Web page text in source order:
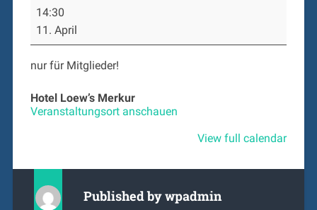
14:30
11. April
nur für Mitglieder!
Hotel Loew’s Merkur
Veranstaltungsort anschauen
View full calendar
Published bywpadmin